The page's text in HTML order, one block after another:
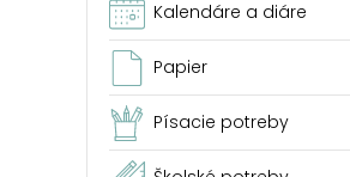
Kalendáre a diáre
Papier
Písacie potreby